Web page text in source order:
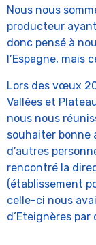
Nous nous
producteur
donc pensé à
l’Espagne, mais
Lors des vœux
Vallées et
nous nous
souhaiter bonne
d’autres
rencontré la
(établissement
celle-ci nous
d’Eteignères